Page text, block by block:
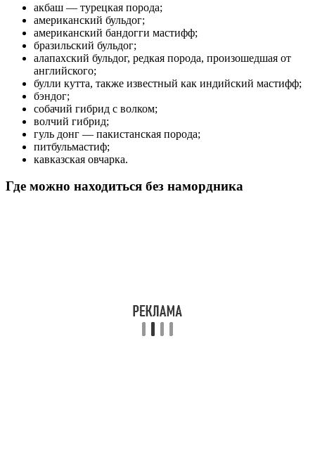
акбаш — турецкая порода;
американский бульдог;
американский бандогги мастифф;
бразильский бульдог;
алапахский бульдог, редкая порода, произошедшая от
английского;
булли кутта, также известный как индийский мастифф;
бэндог;
собачий гибрид с волком;
волчий гибрид;
гуль донг — пакистанская порода;
питбульмастиф;
кавказская овчарка.
Где можно находиться без намордника